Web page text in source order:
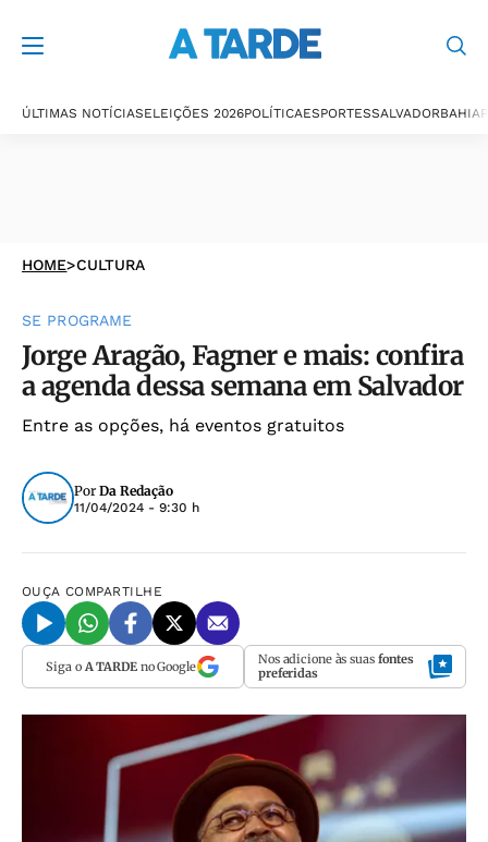
ÚLTIMAS NOTÍCIASELEIÇÕES 2026POLÍTICAESPORTESSALVADORBAHIA
HOME>CULTURA
SE PROGRAME
Jorge Aragão, Fagner e mais: confira
a agenda dessa semana em Salvador
Entre as opções, há eventos gratuitos
Por Da Redação
11/04/2024 - 9:30 h
OUÇA COMPARTILHE
Siga o A TARDEno Google Nos adicione às suas fontes
preferidas